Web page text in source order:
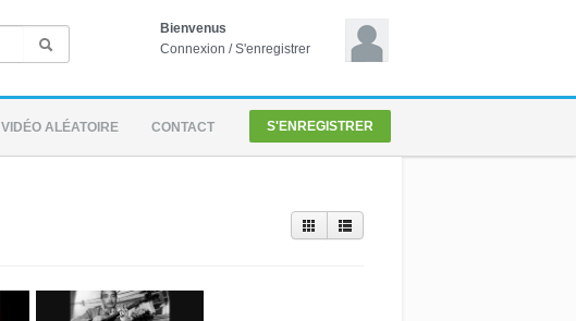
Bienvenus
Connexion /S'enregistrer
VIDÉO ALÉATOIRE CONTACT S'ENREGISTRER